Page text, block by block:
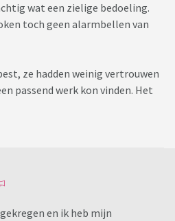
wat een zielige bedoeling.
toch geen alarmbellen van
ze hadden weinig vertrouwen
passend werk kon vinden. Het
en ik heb mijn